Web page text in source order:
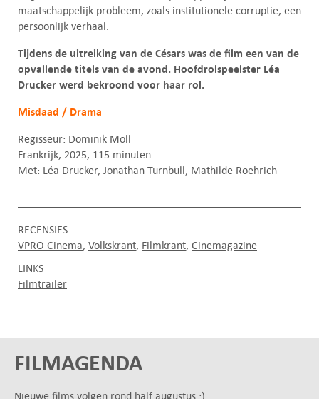
maatschappelijk probleem, zoals institutionele corruptie, een
persoonlijk verhaal.
Tijdens de uitreiking van de Césars was de film een van de
opvallende titels van de avond. Hoofdrolspeelster Léa
Drucker werd bekroond voor haar rol.
Misdaad / Drama
Regisseur: Dominik Moll
Frankrijk, 2025, 115 minuten
Met: Léa Drucker, Jonathan Turnbull, Mathilde Roehrich
RECENSIES
VPRO Cinema Volkskrant Filmkrant Cinemagazine
LINKS
Filmtrailer
FILMAGENDA
Nieuwe films volgen rond half augustus :)